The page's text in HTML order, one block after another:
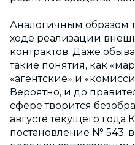
Аналогичным образом
ходе реализации
контрактов. Даже
такие понятия, как
«агентские» и
Вероятно, и до
сфере творится
августе текущего
постановление № 543,